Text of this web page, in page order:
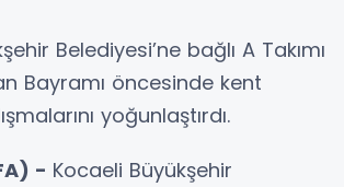
Belediyesi’ne bağlı A Takımı
Bayramı öncesinde kent
yoğunlaştırdı.
- Kocaeli Büyükşehir